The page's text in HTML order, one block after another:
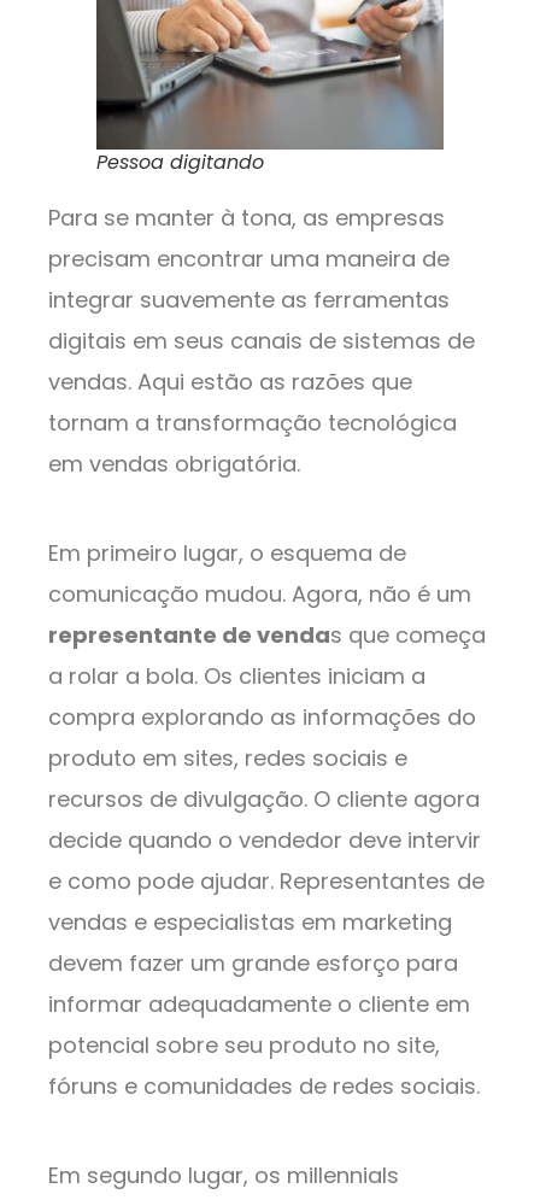
Pessoa digitando
Para se manter à tona, as empresas
precisam encontrar uma maneira de
integrar suavemente as ferramentas
digitais em seus canais de sistemas de
vendas. Aqui estão as razões que
tornam a transformação tecnológica
em vendas obrigatória.
Em primeiro lugar, o esquema de
comunicação mudou. Agora, não é um
representante de vendas que começa
a rolar a bola. Os clientes iniciam a
compra explorando as informações do
produto em sites, redes sociais e
recursos de divulgação. O cliente agora
decide quando o vendedor deve intervir
e como pode ajudar. Representantes de
vendas e especialistas em marketing
devem fazer um grande esforço para
informar adequadamente o cliente em
potencial sobre seu produto no site,
fóruns e comunidades de redes sociais.
Em segundo lugar, os millennials